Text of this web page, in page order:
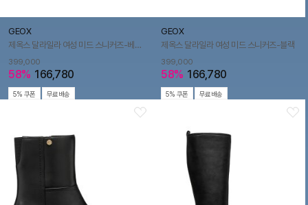
GEOX
제옥스 달라일라 여성 미드 스니커즈-베이지
399,000
58% 166,780
5% 쿠폰 무료배송
GEOX
제옥스 달라일라 여성 미드 스니커즈-블랙
399,000
58% 166,780
5% 쿠폰 무료배송